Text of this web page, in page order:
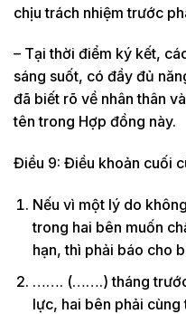
chịu trách nhiệm trước
– Tại thời điểm ký kết,
sáng suốt, có đầy đủ
đã biết rõ về nhân thân
tên trong Hợp đồng này.
Điều 9: Điều khoản cuối
Nếu vì một lý do
trong hai bên muốn
hạn, thì phải báo cho
……. (…….) tháng trước
lực, hai bên phải